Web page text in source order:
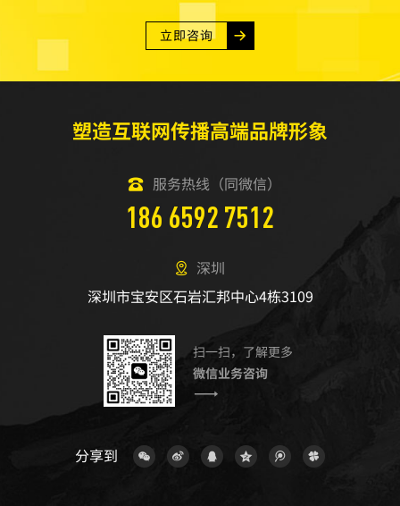
立即咨询
塑造互联网传播高端品牌形象
服务热线（同微信）
186 6592 7512
深圳
深圳市宝安区石岩汇邦中心4栋3109
扫一扫，了解更多
微信业务咨询
分享到